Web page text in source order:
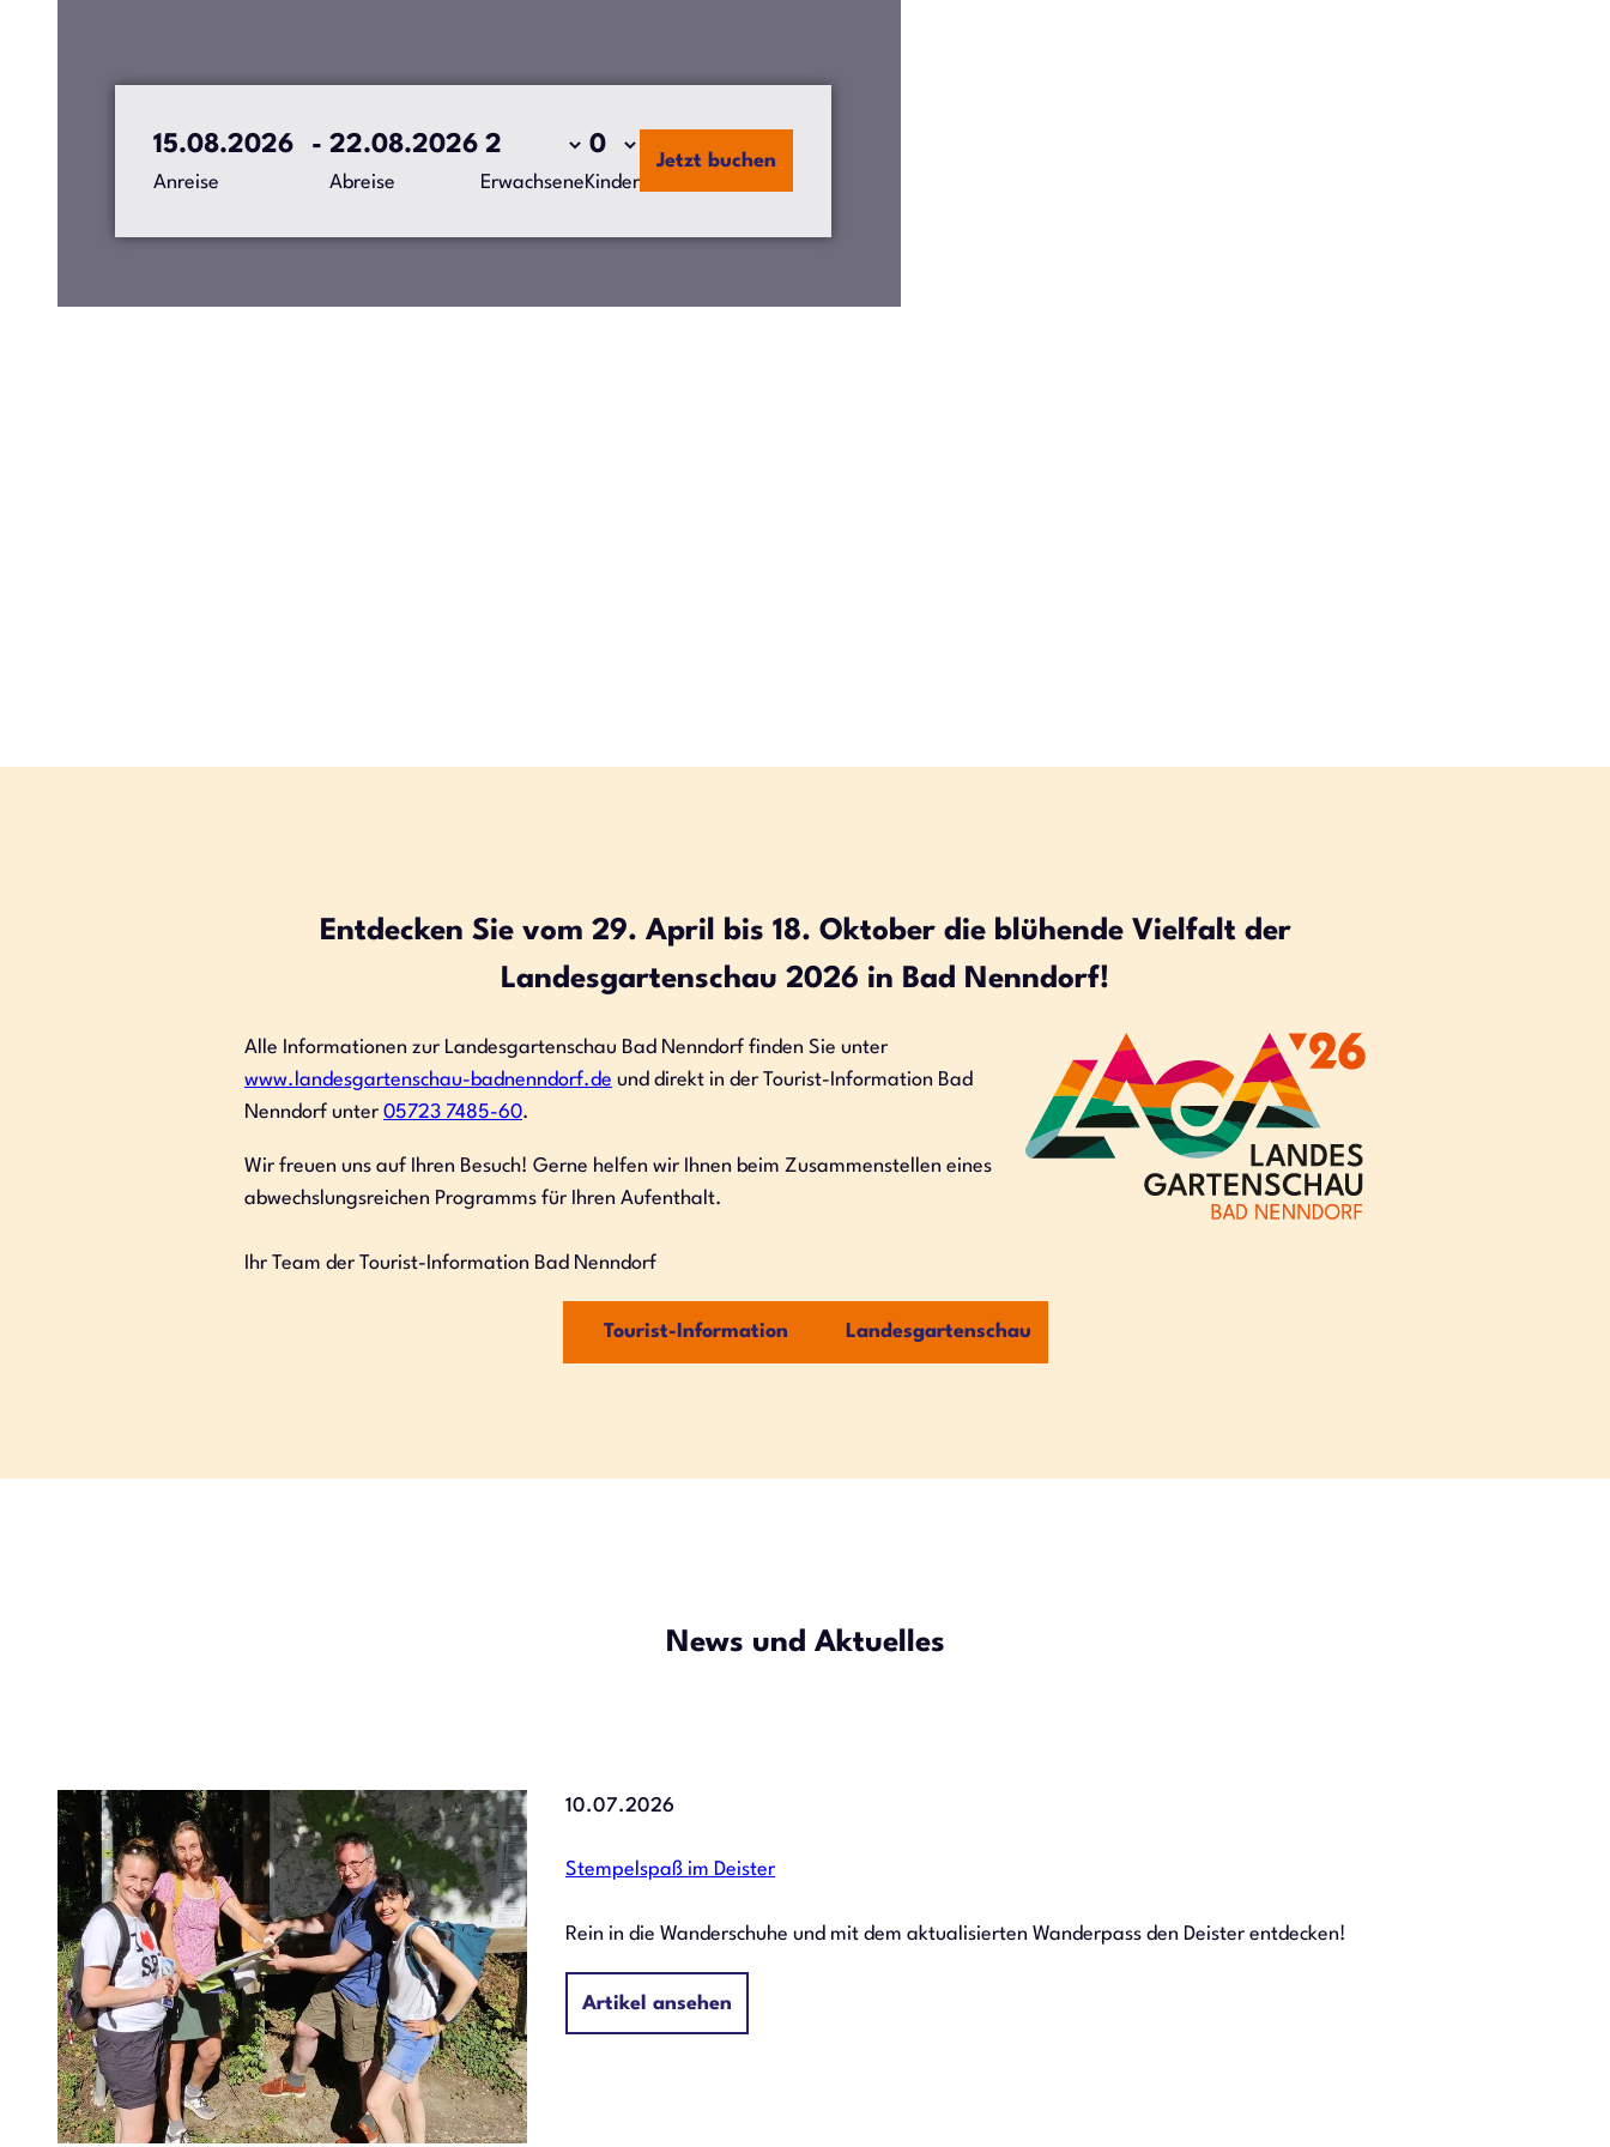
Anreise
15.08.2026 -
Abreise
22.08.2026
ErwachseneKinder
Jetzt buchen
Entdecken Sie vom 29. April bis 18. Oktober die blühende Vielfalt der
Landesgartenschau 2026 in Bad Nenndorf!
Alle Informationen zur Landesgartenschau Bad Nenndorf finden Sie unter
www.landesgartenschau-badnenndorf.de und direkt in der Tourist-Information Bad
Nenndorf unter 05723 7485-60.
Wir freuen uns auf Ihren Besuch! Gerne helfen wir Ihnen beim Zusammenstellen eines
abwechslungsreichen Programms für Ihren Aufenthalt.
Ihr Team der Tourist-Information Bad Nenndorf
Tourist-Information Landesgartenschau
News und Aktuelles
10.07.2026
Stempelspaß im Deister
Rein in die Wanderschuhe und mit dem aktualisierten Wanderpass den Deister entdecken!
Artikel ansehen